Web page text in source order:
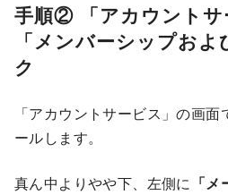
手順② 「アカウントサ
「メンバーシップお
ク
「アカウントサービス」の画
ールします。
真ん中よりやや下、左側に 「